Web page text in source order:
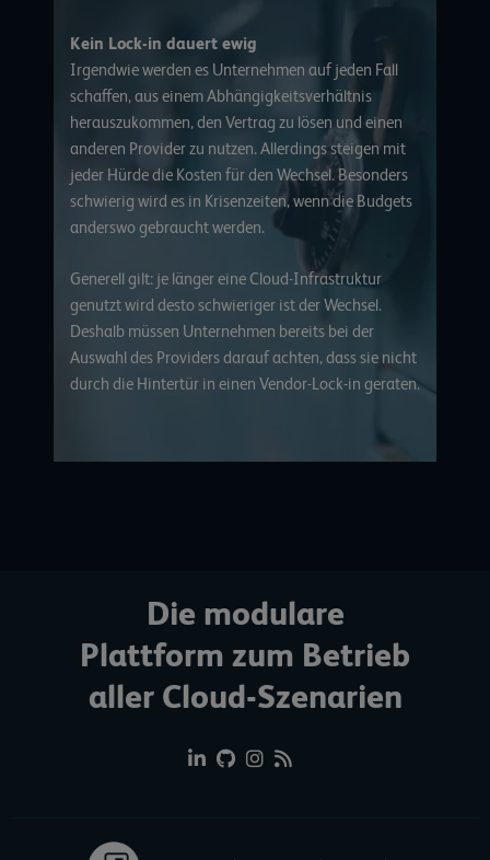
Kein Lock-in dauert ewig
Irgendwie werden es Unternehmen auf jeden Fall
schaffen, aus einem Abhängigkeitsverhältnis
herauszukommen, den Vertrag zu lösen und einen
anderen Provider zu nutzen. Allerdings steigen mit
jeder Hürde die Kosten für den Wechsel. Besonders
schwierig wird es in Krisenzeiten, wenn die Budgets
anderswo gebraucht werden.
Generell gilt: je länger eine Cloud-Infrastruktur
genutzt wird desto schwieriger ist der Wechsel.
Deshalb müssen Unternehmen bereits bei der
Auswahl des Providers darauf achten, dass sie nicht
durch die Hintertür in einen Vendor-Lock-in geraten.
Die modulare
Plattform zum Betrieb
aller Cloud-Szenarien